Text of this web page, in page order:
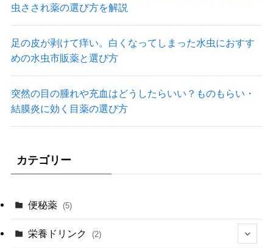
虫さされ薬の選び方を解説
足の皮が剥けて痒い。白くなってしまった水虫におすす
めの水虫市販薬と選び方
突然の目の腫れや充血はどうしたらいい？ものもらい・
結膜炎に効く目薬の選び方
カテゴリー
便秘薬 (5)
栄養ドリンク (2)